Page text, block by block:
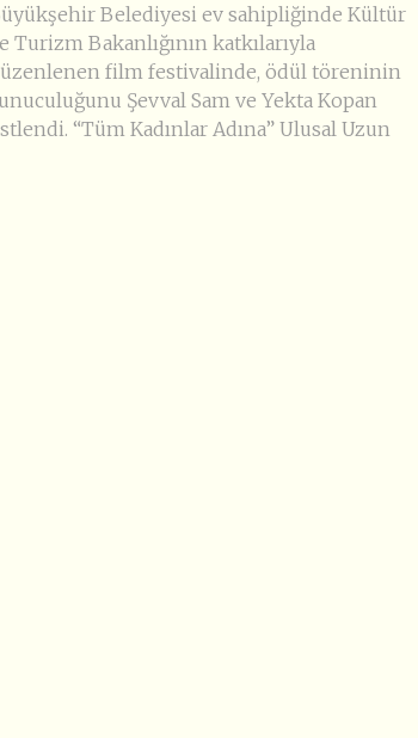
Belediyesi ev sahipliğinde Kültür
Turizm Bakanlığının katkılarıyla
film festivalinde, ödül töreninin
Şevval Sam ve Yekta Kopan
“Tüm Kadınlar Adına” Ulusal Uzun